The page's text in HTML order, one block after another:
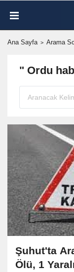
Ana Sayfa Arama
" Ordu
Şuhut'ta
Ölü, 1